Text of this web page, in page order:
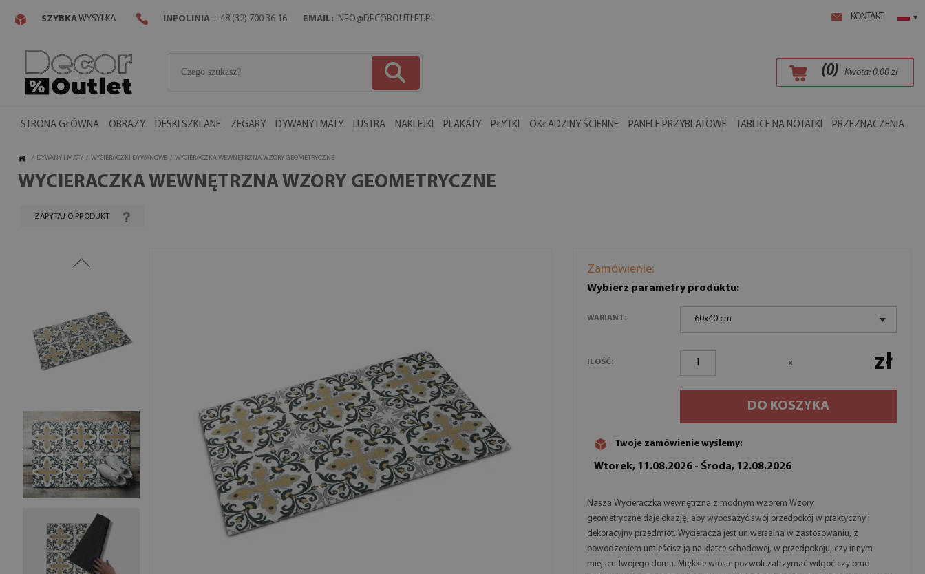
KONTAKT ▾
SZYBKAWYSYŁKA INFOLINIA + 48 (32) 700 36 16 EMAIL: INFO@DECOROUTLET.PL
(0) Kwota: 0,00zł
STRONA GŁÓWNA OBRAZY DESKI SZKLANE ZEGARY DYWANY I MATY LUSTRA NAKLEJKI PLAKATY PŁYTKI OKŁADZINY ŚCIENNE PANELE PRZYBLATOWE TABLICE NA NOTATKI PRZEZNACZENIA
/ DYWANY I MATY / WYCIERACZKI DYWANOWE / WYCIERACZKA WEWNĘTRZNA WZORY GEOMETRYCZNE
WYCIERACZKA WEWNĘTRZNA WZORY GEOMETRYCZNE
ZAPYTAJ O PRODUKT
Zamówienie:
Wybierz parametry produktu:
WARIANT: 60x40 cm
ILOŚĆ: x zł
DO KOSZYKA
Twoje zamówienie wyślemy:
Wtorek, 11.08.2026 - Środa, 12.08.2026
Nasza Wycieraczka wewnętrzna z modnym wzorem Wzory
geometryczne daje okazję, aby wyposażyć swój przedpokój w praktyczny i
dekoracyjny przedmiot. Wycieracza jest uniwersalna w zastosowaniu, z
powodzeniem umieścisz ją na klatce schodowej, w przedpokoju, czy innym
miejscu Twojego domu. Miękkie włosie pozwoli zatrzymać wilgoć czy brud